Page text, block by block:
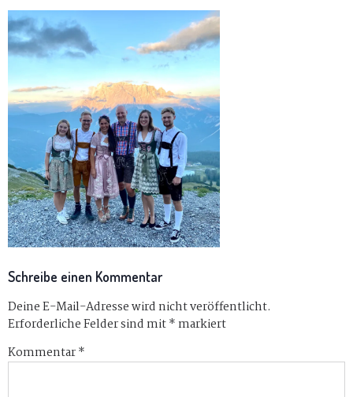
Schreibe einen Kommentar
Deine E-Mail-Adresse wird nicht veröffentlicht.
Erforderliche Felder sind mit*markiert
Kommentar*